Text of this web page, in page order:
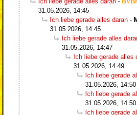
31.05.2026, 14:45
Ich liebe gerade alles daran -
31.05.2026, 14:45
Ich liebe gerade alles
31.05.2026, 14:47
Ich liebe gerade alles
31.05.2026, 14:49
Ich liebe gerade
31.05.2026, 14:50
Ich liebe gerade
31.05.2026, 14:50
Ich liebe gerade